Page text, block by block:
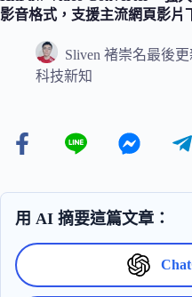
影音格式，支援主流網頁影片
Sliven 褚崇名最後更
科技新知
用 AI 摘要這篇文章：